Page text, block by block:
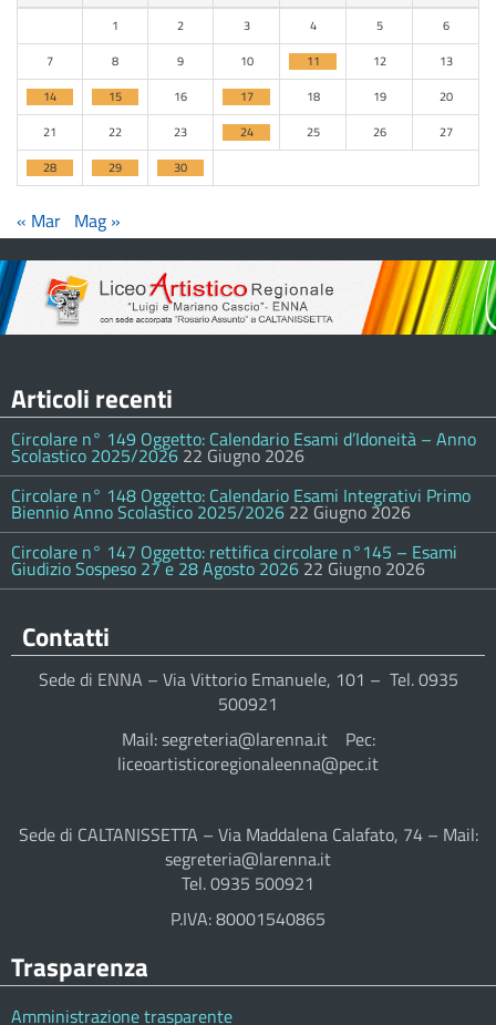
1 2 3 4 5
6
7
8 9 10 11 12
13
14
15 16 17 18 19
20
21
22 23 24 25 26
27
28
29 30
« Mar Mag »
Articoli recenti
Circolare n° 149 Oggetto: Calendario Esami d’Idoneità – Anno
Scolastico 2025/2026 22 Giugno 2026
Circolare n° 148 Oggetto: Calendario Esami Integrativi Primo
Biennio Anno Scolastico 2025/2026 22 Giugno 2026
Circolare n° 147 Oggetto: rettifica circolare n°145 – Esami
Giudizio Sospeso 27 e 28 Agosto 2026 22 Giugno 2026
Contatti
Sede di ENNA – Via Vittorio Emanuele, 101 – Tel. 0935
500921
Mail: segreteria@larenna.it Pec:
liceoartisticoregionaleenna@pec.it
Sede di CALTANISSETTA – Via Maddalena Calafato, 74 – Mail:
segreteria@larenna.it
Tel. 0935 500921
P.IVA: 80001540865
Trasparenza
Amministrazione trasparente